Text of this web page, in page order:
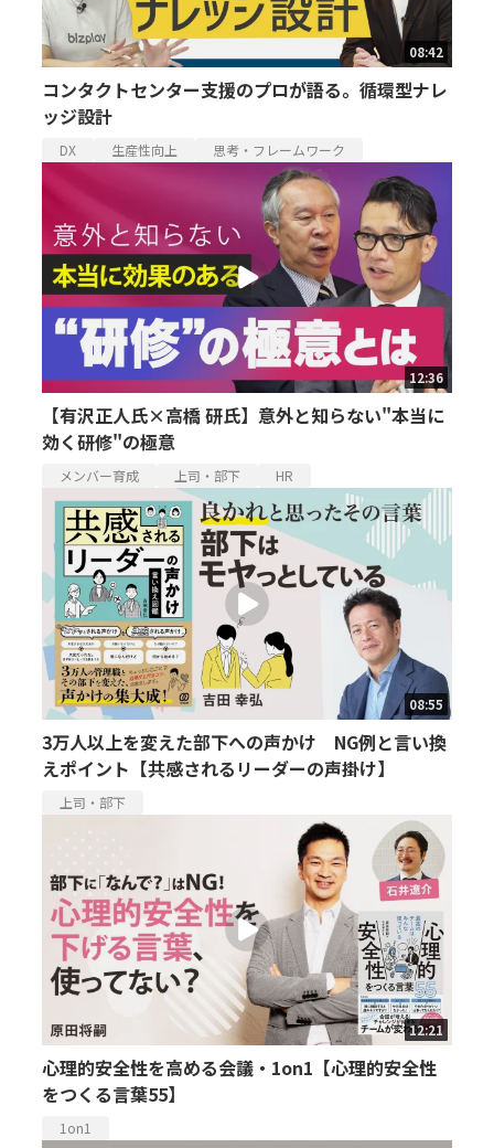
08:42
コンタクトセンター支援のプロが語る。循環型ナレ
ッジ設計
DX 生産性向上 思考・フレームワーク
12:36
【有沢正人氏×高橋 研氏】意外と知らない"本当に
効く研修"の極意
メンバー育成 上司・部下 HR
08:55
3万人以上を変えた部下への声かけ NG例と言い換
えポイント【共感されるリーダーの声掛け】
上司・部下
12:21
心理的安全性を高める会議・1on1【心理的安全性
をつくる言葉55】
1on1